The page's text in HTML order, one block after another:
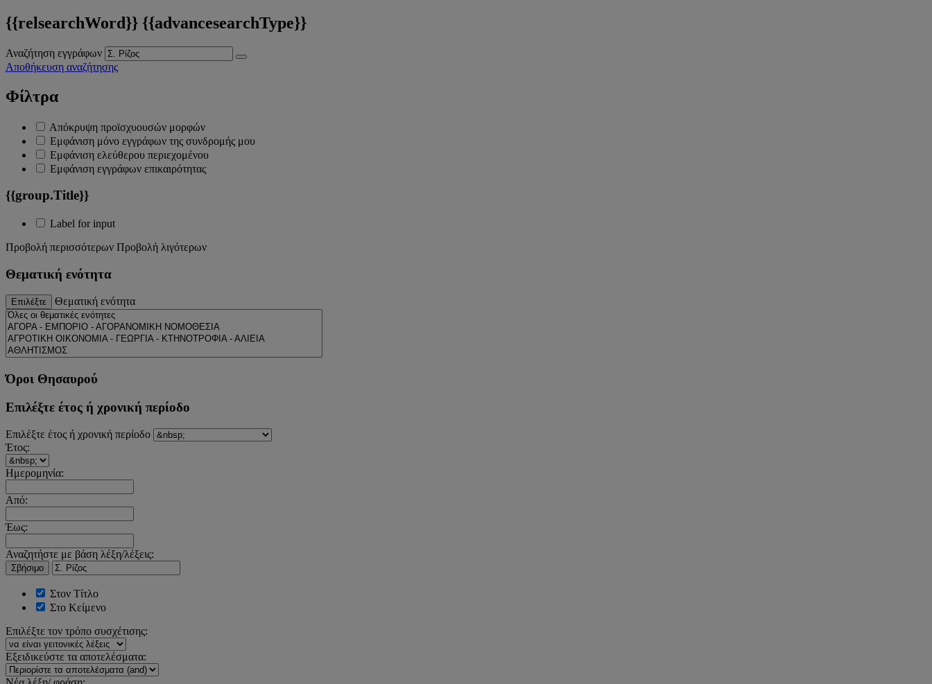
{{relsearchWord}} {{advancesearchType}}
Αναζήτηση εγγράφων
Αποθήκευση αναζήτησης
Φίλτρα
Απόκρυψη προϊσχυουσών μορφών
Εμφάνιση μόνο εγγράφων της συνδρομής μου
Εμφάνιση ελεύθερου περιεχομένου
Εμφάνιση εγγράφων επικαιρότητας
{{group.Title}}
Label for input
Προβολή περισσότερων Προβολή λιγότερων
Θεματική ενότητα
Επιλέξτε Θεματική ενότητα
Όροι Θησαυρού
Επιλέξτε έτος ή χρονική περίοδο
Επιλέξτε έτος ή χρονική περίοδο
Έτος:
Ημερομηνία:
Από:
Έως:
Αναζητήστε με βάση λέξη/λέξεις:
Σβήσιμο
Στον Τίτλο
Στο Κείμενο
Επιλέξτε τον τρόπο συσχέτισης:
Εξειδικεύστε τα αποτελέσματα: